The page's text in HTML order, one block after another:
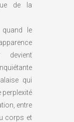
de la
quand le
devient
qui
perplexité
entre
corps et